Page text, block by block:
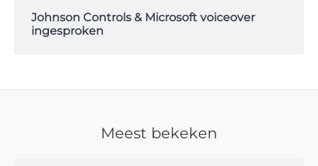
Johnson Controls & Microsoft voiceover
ingesproken
Meest bekeken